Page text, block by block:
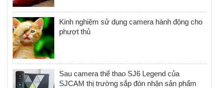
Kinh nghiệm sử dụng camera hành động cho
phượt thủ
Sau camera thể thao SJ6 Legend của
SJCAM thị trường sắp đón nhận sản phẩm